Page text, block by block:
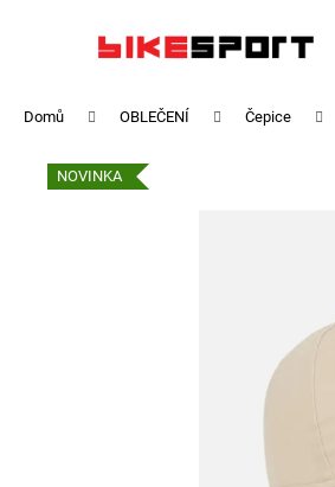
Domů OBLEČENÍ Čepice
NOVINKA
Zpět
Zpět